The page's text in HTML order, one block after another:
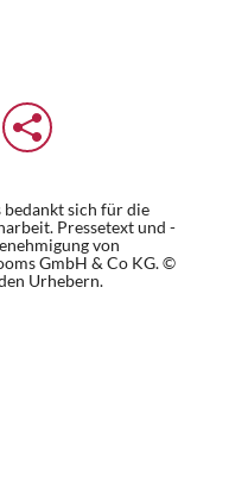
sich für die
Pressetext und -
von
GmbH & Co KG. ©
Urhebern.